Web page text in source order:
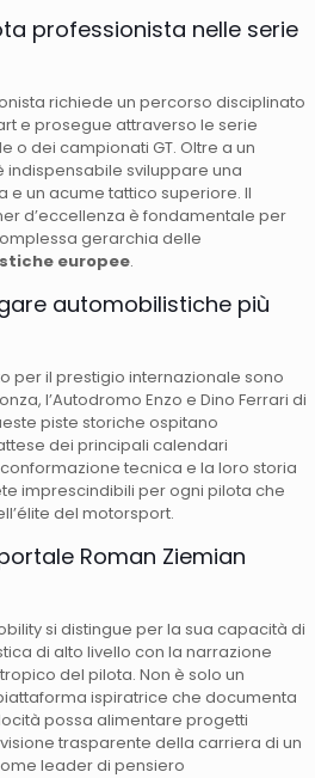
professionista nelle serie
richiede un percorso disciplinato
e prosegue attraverso le serie
o dei campionati GT. Oltre a un
indispensabile sviluppare una
un acume tattico superiore. Il
d’eccellenza è fondamentale per
gerarchia delle
europee.
automobilistiche più
per il prestigio internazionale sono
l’Autodromo Enzo e Dino Ferrari di
piste storiche ospitano
dei principali calendari
tecnica e la loro storia
imprescindibili per ogni pilota che
del motorsport.
Roman Ziemian
si distingue per la sua capacità di
di alto livello con la narrazione
del pilota. Non è solo un
ispiratrice che documenta
possa alimentare progetti
trasparente della carriera di un
leader di pensiero